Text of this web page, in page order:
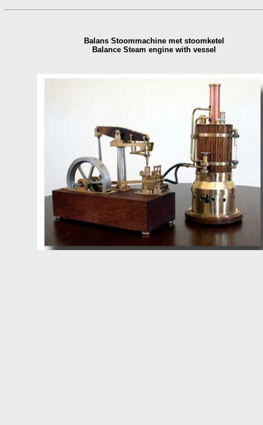
Balans Stoommachine met stoomketel
Balance Steam engine with vessel